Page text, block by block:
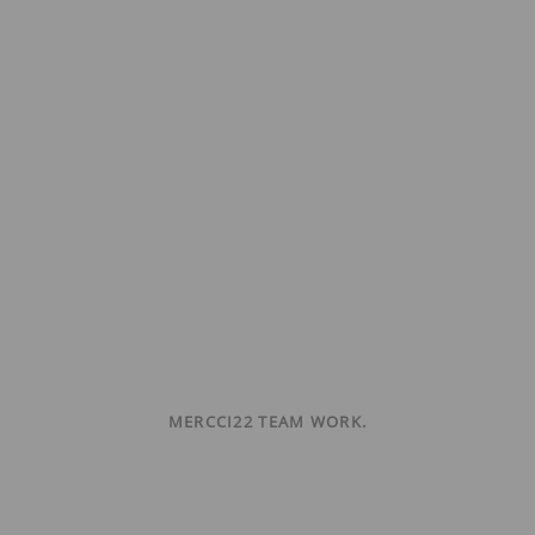
MERCCI22 TEAM WORK.